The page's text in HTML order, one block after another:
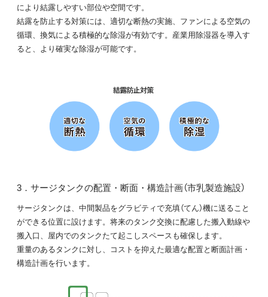
により結露しやすい部位や空間です。
結露を防止する対策には、適切な断熱の実施、ファンによる空気の
循環、換気による積極的な除湿が有効です。産業用除湿器を導入す
ると、より確実な除湿が可能です。
3．サージタンクの配置・断面・構造計画（市乳製造施設）
サージタンクは、中間製品をグラビティで充填（てん）機に送ること
ができる位置に設けます。将来のタンク交換に配慮した搬入動線や
搬入口、屋内でのタンクたて起こしスペースも確保します。
重量のあるタンクに対し、コストを抑えた最適な配置と断面計画・
構造計画を行います。